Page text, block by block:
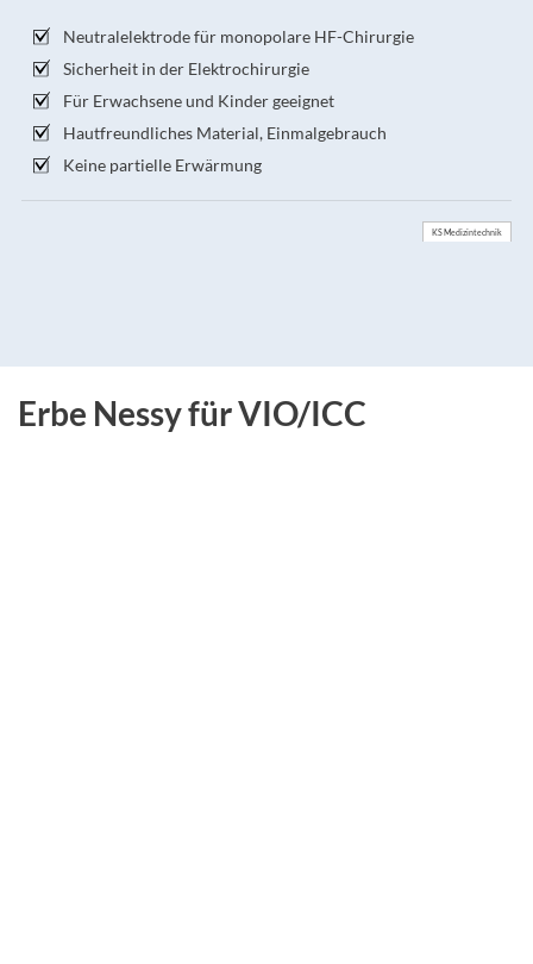
Neutralelektrode für monopolare HF-Chirurgie
Sicherheit in der Elektrochirurgie
Für Erwachsene und Kinder geeignet
Hautfreundliches Material, Einmalgebrauch
Keine partielle Erwärmung
KS Medizintechnik
Erbe Nessy für VIO/ICC